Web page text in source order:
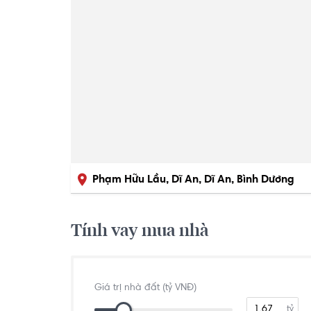
Phạm Hữu Lầu, Dĩ An, Dĩ An, Bình Dương
Tính vay mua nhà
Giá trị nhà đất (tỷ VNĐ)